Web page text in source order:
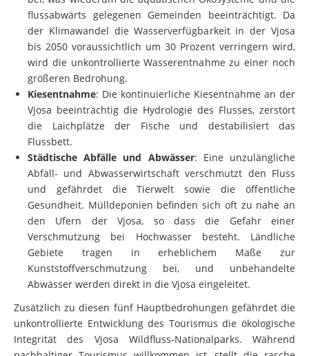
flussabwärts gelegenen Gemeinden beeinträchtigt. Da
der Klimawandel die Wasserverfügbarkeit in der Vjosa
bis 2050 voraussichtlich um 30 Prozent verringern wird,
wird die unkontrollierte Wasserentnahme zu einer noch
größeren Bedrohung.
Kiesentnahme
: Die kontinuierliche Kiesentnahme an der
Vjosa beeinträchtig die Hydrologie des Flusses, zerstört
die Laichplätze der Fische und destabilisiert das
Flussbett.
Städtische Abfälle und Abwässer
: Eine unzulängliche
Abfall- und Abwasserwirtschaft verschmutzt den Fluss
und gefährdet die Tierwelt sowie die öffentliche
Gesundheit. Mülldeponien befinden sich oft zu nahe an
den Ufern der Vjosa, so dass die Gefahr einer
Verschmutzung bei Hochwasser besteht. Ländliche
Gebiete tragen in erheblichem Maße zur
Kunststoffverschmutzung bei, und unbehandelte
Abwässer werden direkt in die Vjosa eingeleitet.
Zusätzlich zu diesen fünf Hauptbedrohungen gefährdet die
unkontrollierte Entwicklung des Tourismus die ökologische
Integrität des Vjosa Wildfluss-Nationalparks. Während
nachhaltiger Tourismus willkommen ist, stellt die rasche